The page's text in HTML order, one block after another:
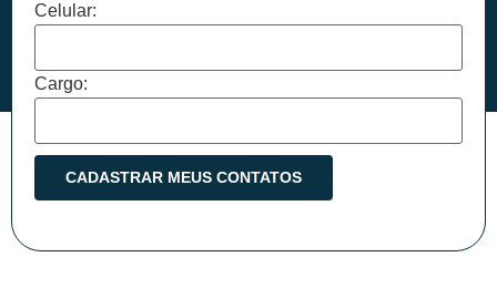
Celular:
Cargo: